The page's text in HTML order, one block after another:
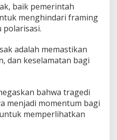
baik pemerintah
menghindari framing
polarisasi.
adalah memastikan
dan keselamatan bagi
bahwa tragedi
menjadi momentum bagi
memperlihatkan